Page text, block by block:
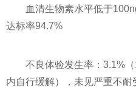
血清生物素水平低于
达标率94.7%
不良体验发生率：3.1%
内自行缓解），未见严重不耐